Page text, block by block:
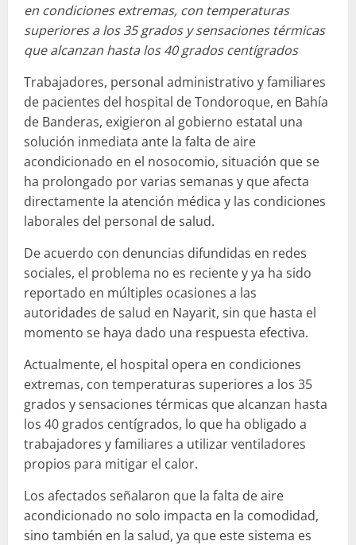
en condiciones extremas, con temperaturas
superiores a los 35 grados y sensaciones térmicas
que alcanzan hasta los 40 grados centígrados
Trabajadores, personal administrativo y familiares
de pacientes del hospital de Tondoroque, en Bahía
de Banderas, exigieron al gobierno estatal una
solución inmediata ante la falta de aire
acondicionado en el nosocomio, situación que se
ha prolongado por varias semanas y que afecta
directamente la atención médica y las condiciones
laborales del personal de salud.
De acuerdo con denuncias difundidas en redes
sociales, el problema no es reciente y ya ha sido
reportado en múltiples ocasiones a las
autoridades de salud en Nayarit, sin que hasta el
momento se haya dado una respuesta efectiva.
Actualmente, el hospital opera en condiciones
extremas, con temperaturas superiores a los 35
grados y sensaciones térmicas que alcanzan hasta
los 40 grados centígrados, lo que ha obligado a
trabajadores y familiares a utilizar ventiladores
propios para mitigar el calor.
Los afectados señalaron que la falta de aire
acondicionado no solo impacta en la comodidad,
sino también en la salud, ya que este sistema es